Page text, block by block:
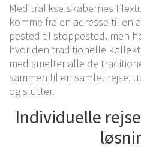
Med tra­fik­sel­ska­ber­nes
komme fra en adres­se til en
pe­sted til stop­pe­sted, men
hvor den tra­di­tio­nel­le
med smel­ter alle de
sam­men til en sam­let rejse,
og slutter.
Indi­vi­du­el­le